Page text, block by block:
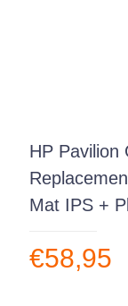
HP Pavilion
Mat IPS +
€58,95